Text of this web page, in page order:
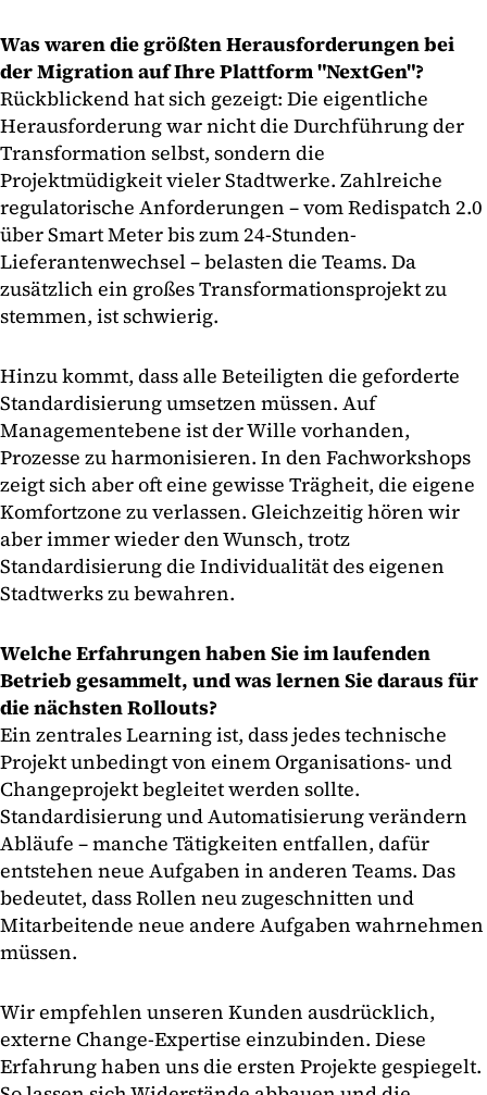
Was waren die größten Herausforderungen bei
der Migration auf Ihre Plattform "NextGen"?
Rückblickend hat sich gezeigt: Die eigentliche
Herausforderung war nicht die Durchführung der
Transformation selbst, sondern die
Projektmüdigkeit vieler Stadtwerke. Zahlreiche
regulatorische Anforderungen – vom Redispatch 2.0
über Smart Meter bis zum 24-Stunden-
Lieferantenwechsel – belasten die Teams. Da
zusätzlich ein großes Transformationsprojekt zu
stemmen, ist schwierig.
Hinzu kommt, dass alle Beteiligten die geforderte
Standardisierung umsetzen müssen. Auf
Managementebene ist der Wille vorhanden,
Prozesse zu harmonisieren. In den Fachworkshops
zeigt sich aber oft eine gewisse Trägheit, die eigene
Komfortzone zu verlassen. Gleichzeitig hören wir
aber immer wieder den Wunsch, trotz
Standardisierung die Individualität des eigenen
Stadtwerks zu bewahren.
Welche Erfahrungen haben Sie im laufenden
Betrieb gesammelt, und was lernen Sie daraus für
die nächsten Rollouts?
Ein zentrales Learning ist, dass jedes technische
Projekt unbedingt von einem Organisations- und
Changeprojekt begleitet werden sollte.
Standardisierung und Automatisierung verändern
Abläufe – manche Tätigkeiten entfallen, dafür
entstehen neue Aufgaben in anderen Teams. Das
bedeutet, dass Rollen neu zugeschnitten und
Mitarbeitende neue andere Aufgaben wahrnehmen
müssen.
Wir empfehlen unseren Kunden ausdrücklich,
externe Change-Expertise einzubinden. Diese
Erfahrung haben uns die ersten Projekte gespiegelt.